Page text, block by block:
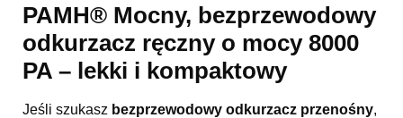
PAMH® Mocny, bezprzewodowy
odkurzacz ręczny o mocy 8000
PA – lekki i kompaktowy
Jeśli szukasz bezprzewodowy odkurzacz przenośny,